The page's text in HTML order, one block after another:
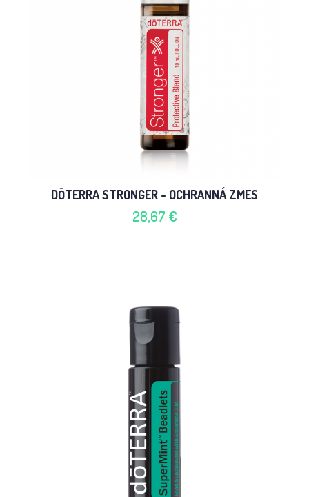
DŌTERRA STRONGER - OCHRANNÁ ZMES
28,67 €